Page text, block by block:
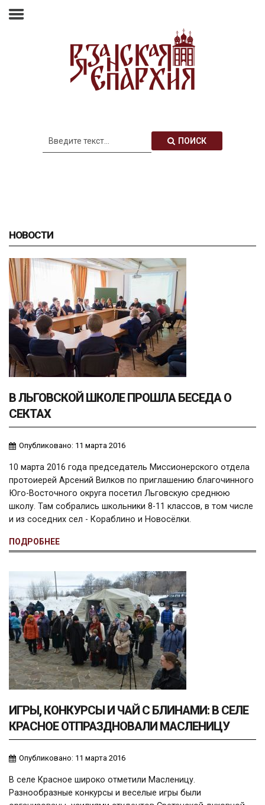
Митрополия ПОИСК
НОВОСТИ
В ЛЬГОВСКОЙ ШКОЛЕ ПРОШЛА БЕСЕДА О
СЕКТАХ
Опубликовано: 11 марта 2016
10 марта 2016 года председатель Миссионерского отдела
протоиерей Арсений Вилков по приглашению благочинного
Юго-Восточного округа посетил Льговскую среднюю
школу. Там собрались школьники 8-11 классов, в том числе
и из соседних сел - Кораблино и Новосёлки.
ПОДРОБНЕЕ
ИГРЫ, КОНКУРСЫ И ЧАЙ С БЛИНАМИ: В СЕЛЕ
КРАСНОЕ ОТПРАЗДНОВАЛИ МАСЛЕНИЦУ
Опубликовано: 11 марта 2016
В селе Красное широко отметили Масленицу.
Разнообразные конкурсы и веселые игры были